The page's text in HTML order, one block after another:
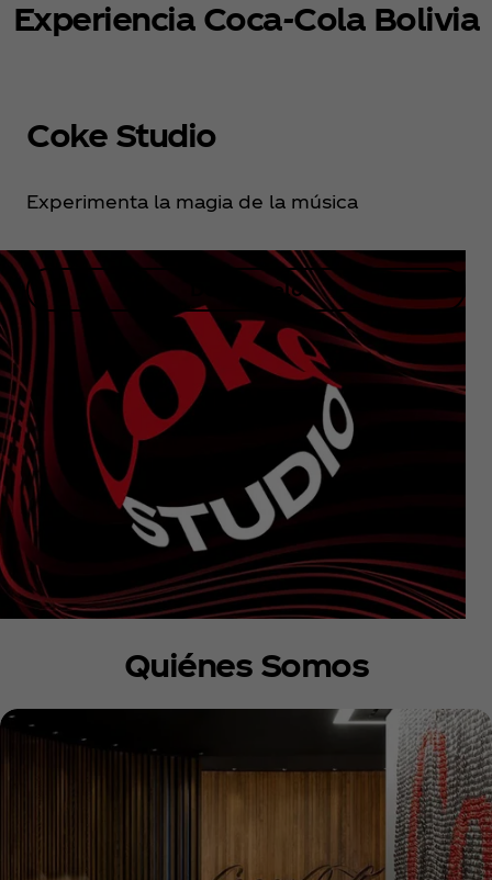
Experiencia Coca‑Cola Bolivia
Coke Studio
Experimenta la magia de la música
Descúbrelo
Quiénes Somos